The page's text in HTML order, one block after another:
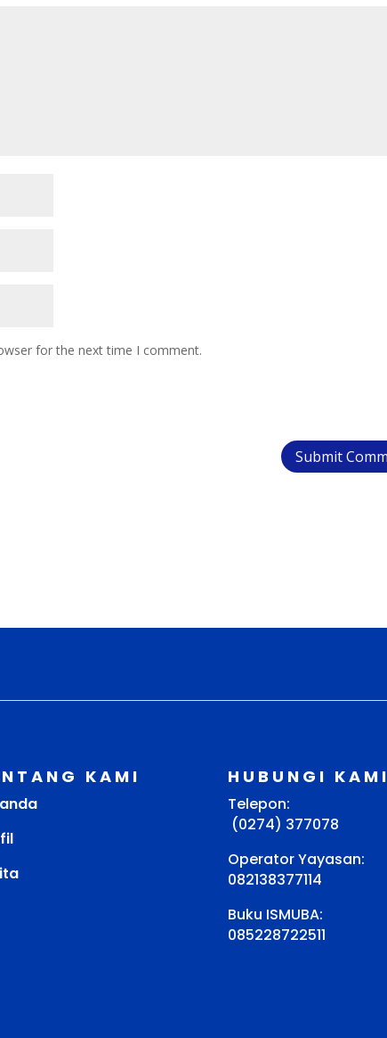
for the next time I comment.
KAMI HUBUNGI KAMI
Telepon:
(0274) 377078
Operator Yayasan:
082138377114
Buku ISMUBA:
085228722511